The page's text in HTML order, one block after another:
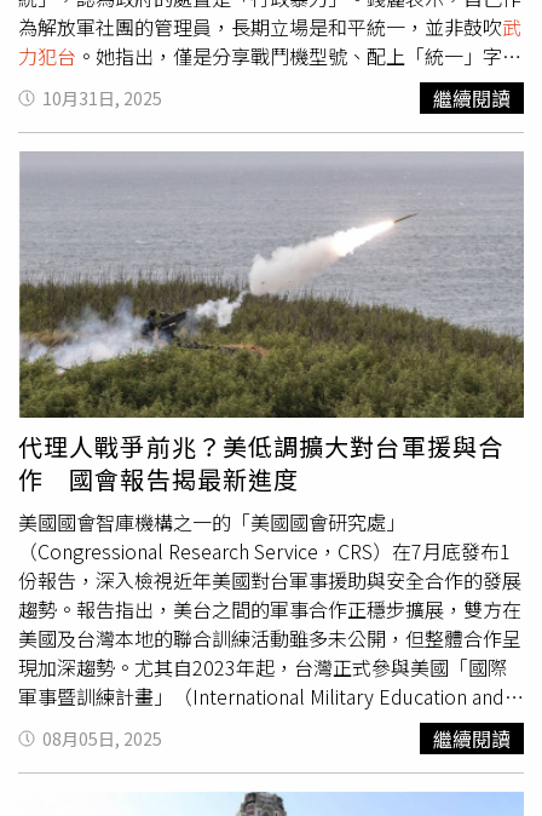
為解放軍社團的管理員，長期立場是和平統一，並非鼓吹武
力犯台 。她指出，僅是分享戰鬥機型號、配上「統一」字樣
的貼文，就被認定為支持武統，斥責主管機關「斷章取
義」，不符比例原則。她強調，台獨才是破壞兩岸和平的根
源，「台獨頑固分子，代表不了全台灣無辜人民」。並呼籲
所有「被民進黨台獨勢力迫害的台灣同胞」與「不支持台獨
分裂國土的華夏子孫」團結反對台獨。錢麗透露，已於9月1
日依法提起行政訴願，未來也將透過行政訴訟途徑維護自身
權益。針對媒體報導她指控華碩CEO涉台獨，她否認並稱遭
誹謗，已另案提起妨害名譽刑事訴訟。對此，陸委會副主委
暨發言人梁文傑30日在例行記者會表示，錢麗案由內政部召
集相關機關審查後，依據相關規定認定其言行有「危害國家
安全及社會安定之虞」，因此廢止其台灣人民身分及戶籍。
梁文傑進一步說明，錢麗是遭人多項檢舉，其中包括經營名
為「中國人民解放軍」的社團，該社團曾發表主張武統及主
張以武力消滅中華民國主權的言論，成為主管機關重要審認
依據。不過，錢麗即使被註銷戶籍，仍保有外來人口長期居
留資格，未喪失在台工作權利，亦可繼續享有勞健保等社會
福利。
10月31日, 2025 繼續閱讀
代理人戰爭前兆？美低調擴大對台軍援與合
作 國會報告揭最新進度
美國國會智庫機構之一的「美國國會研究處」
（Congressional Research Service，CRS）在7月底發布1
份報告，深入檢視近年美國對台軍事援助與安全合作的發展
趨勢。報告指出，美台之間的軍事合作正穩步擴展，雙方在
美國及台灣本地的聯合訓練活動雖多未公開，但整體合作呈
現加深趨勢。尤其自2023年起，台灣正式參與美國「國際
軍事暨訓練計畫」（International Military Education and
Training，IMET），進一步提升兩軍聯合作戰與戰力互通的
能力。據《中央社》的報導，CRS指出，歷來美國對台軍售
是強化台灣防衛能力的主要手段，大多透過「外國軍事銷售
08月05日, 2025 繼續閱讀